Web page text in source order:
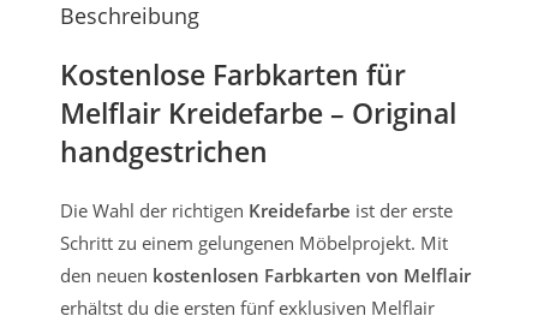
Beschreibung
Kostenlose Farbkarten für
Melflair Kreidefarbe – Original
handgestrichen
Die Wahl der richtigen Kreidefarbe ist der erste
Schritt zu einem gelungenen Möbelprojekt. Mit
den neuen kostenlosen Farbkarten von Melflair
erhältst du die ersten fünf exklusiven Melflair